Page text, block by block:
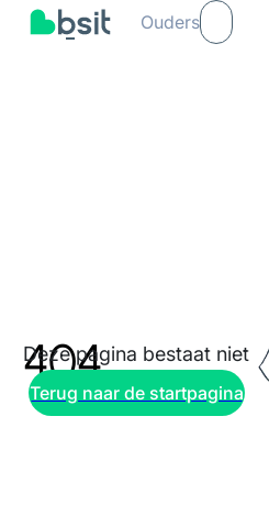
Ouders
404
Deze pagina bestaat niet
Terug naar de startpagina